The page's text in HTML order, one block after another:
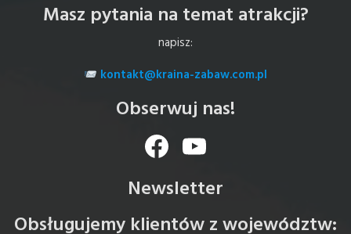
Masz pytania na temat atrakcji?
napisz:
kontakt@kraina-zabaw.com.pl
Obserwuj nas!
FacebookYouTube
Newsletter
Obsługujemy klientów z województw: